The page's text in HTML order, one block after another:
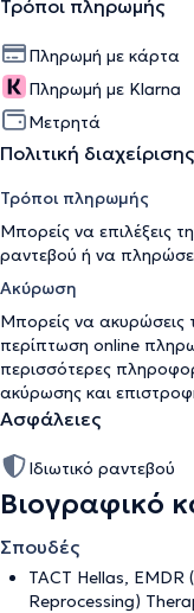
Τρόποι πληρωμής
Πληρωμή με κάρτα
Πληρωμή με Klarna
Μετρητά
Πολιτική
Τρόποι πληρωμής
Μπορείς να επιλέξεις
ραντεβού ή να
Ακύρωση
Μπορείς να ακυρώσεις
περίπτωση online
περισσότερες
ακύρωσης και
Ασφάλειες
Ιδιωτικό ραντεβού
Βιογραφικό
Σπουδές
TACT Hellas,
Reprocessing)